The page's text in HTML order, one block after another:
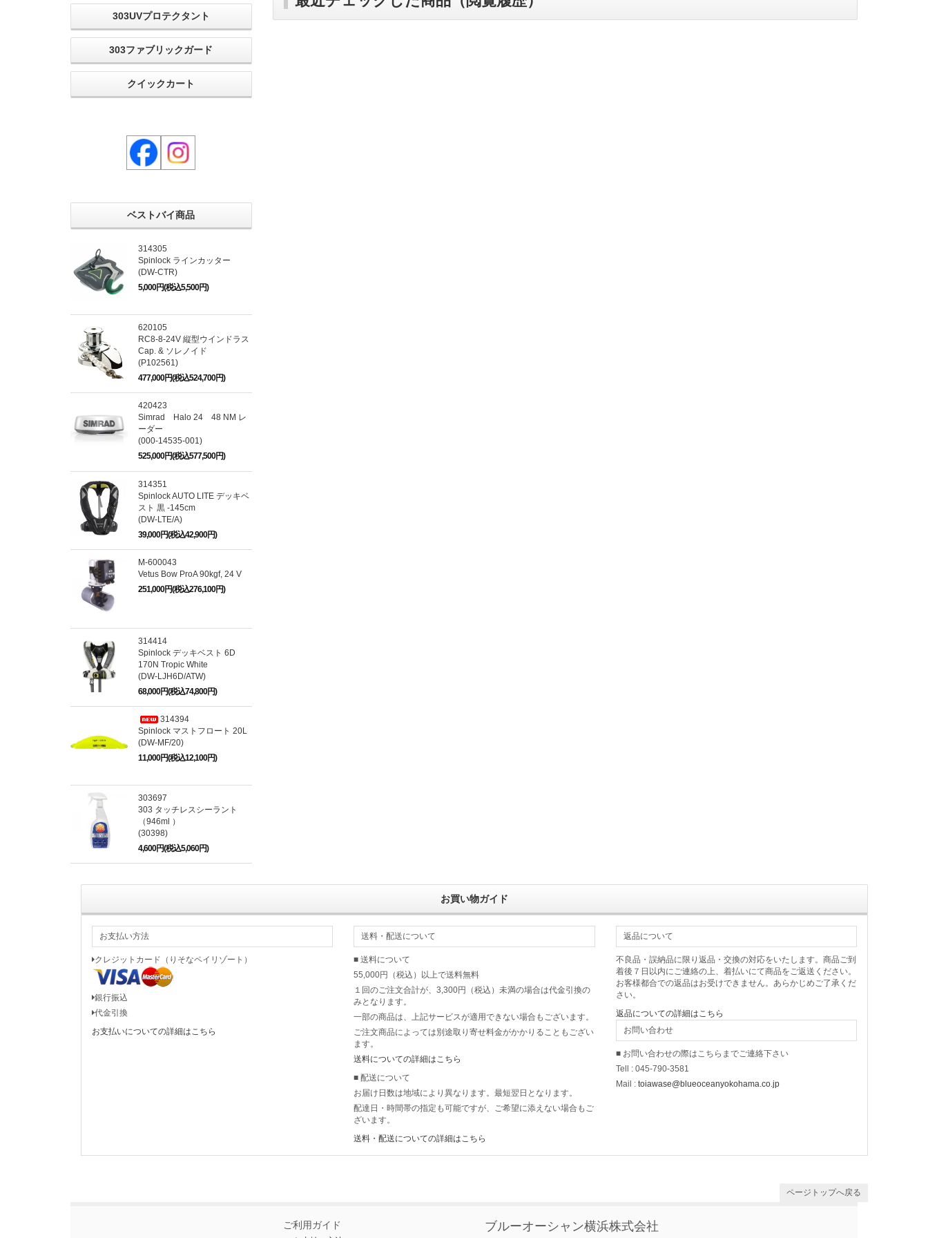
303UVプロテクタント
303ファブリックガード
クイックカート
ベストバイ商品
314305
Spinlock ラインカッター
(DW-CTR)
5,000円(税込5,500円)
620105
RC8-8-24V 縦型ウインドラス
Cap. & ソレノイド
(P102561)
477,000円(税込524,700円)
420423
Simrad Halo 24 48 NM レ
ーダー
(000-14535-001)
525,000円(税込577,500円)
314351
Spinlock AUTO LITE デッキベ
スト 黒 -145cm
(DW-LTE/A)
39,000円(税込42,900円)
M-600043
Vetus Bow ProA 90kgf, 24 V
251,000円(税込276,100円)
314414
Spinlock デッキベスト 6D
170N Tropic White
(DW-LJH6D/ATW)
68,000円(税込74,800円)
314394
Spinlock マストフロート 20L
(DW-MF/20)
11,000円(税込12,100円)
303697
303 タッチレスシーラント
（946ml ）
(30398)
4,600円(税込5,060円)
お買い物ガイド
お支払い方法
クレジットカード（りそなペイリゾート）
銀行振込
代金引換
お支払いについての詳細はこちら
送料・配送について
■ 送料について
55,000円（税込）以上で送料無料
１回のご注文合計が、3,300円（税込）未満の場合は代金引換の
みとなります。
一部の商品は、上記サービスが適用できない場合もございます。
ご注文商品によっては別途取り寄せ料金がかかりることもござい
ます。
送料についての詳細はこちら
■ 配送について
お届け日数は地域により異なります。最短翌日となります。
配達日・時間帯の指定も可能ですが、ご希望に添えない場合もご
ざいます。
送料・配送についての詳細はこちら
返品について
不良品・誤納品に限り返品・交換の対応をいたします。商品ご到
着後７日以内にご連絡の上、着払いにて商品をご返送ください。
お客様都合での返品はお受けできません。あらかじめご了承くだ
さい。
返品についての詳細はこちら
お問い合わせ
■ お問い合わせの際はこちらまでご連絡下さい
Tell : 045-790-3581
Mail : toiawase@blueoceanyokohama.co.jp
ページトップへ戻る
ご利用ガイド ブルーオーシャン横浜株式会社